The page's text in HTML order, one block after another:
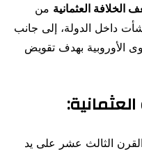
العثمانية من
داخل الدولة، إلى جانب
الأوروبية بهدف تقويض
الثالث عشر على يد